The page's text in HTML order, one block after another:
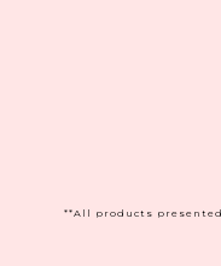
**All products